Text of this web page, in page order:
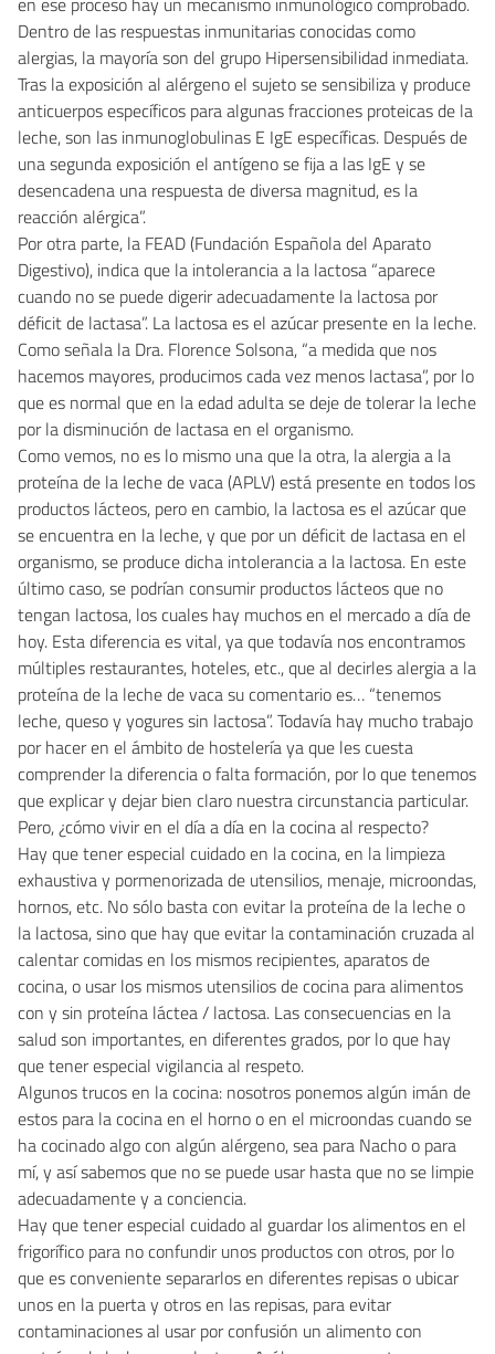
Dentro de las respuestas inmunitarias conocidas como
alergias, la mayoría son del grupo Hipersensibilidad inmediata.
Tras la exposición al alérgeno el sujeto se sensibiliza y produce
anticuerpos específicos para algunas fracciones proteicas de la
leche, son las inmunoglobulinas E IgE específicas. Después de
una segunda exposición el antígeno se fija a las IgE y se
desencadena una respuesta de diversa magnitud, es la
reacción alérgica”.
Por otra parte, la FEAD (Fundación Española del Aparato
Digestivo), indica que la intolerancia a la lactosa “aparece
cuando no se puede digerir adecuadamente la lactosa por
déficit de lactasa”. La lactosa es el azúcar presente en la leche.
Como señala la Dra. Florence Solsona, “a medida que nos
hacemos mayores, producimos cada vez menos lactasa”, por lo
que es normal que en la edad adulta se deje de tolerar la leche
por la disminución de lactasa en el organismo.
Como vemos, no es lo mismo una que la otra, la alergia a la
proteína de la leche de vaca (APLV) está presente en todos los
productos lácteos, pero en cambio, la lactosa es el azúcar que
se encuentra en la leche, y que por un déficit de lactasa en el
organismo, se produce dicha intolerancia a la lactosa. En este
último caso, se podrían consumir productos lácteos que no
tengan lactosa, los cuales hay muchos en el mercado a día de
hoy. Esta diferencia es vital, ya que todavía nos encontramos
múltiples restaurantes, hoteles, etc., que al decirles alergia a la
proteína de la leche de vaca su comentario es… “tenemos
leche, queso y yogures sin lactosa”. Todavía hay mucho trabajo
por hacer en el ámbito de hostelería ya que les cuesta
comprender la diferencia o falta formación, por lo que tenemos
que explicar y dejar bien claro nuestra circunstancia particular.
Pero, ¿cómo vivir en el día a día en la cocina al respecto?
Hay que tener especial cuidado en la cocina, en la limpieza
exhaustiva y pormenorizada de utensilios, menaje, microondas,
hornos, etc. No sólo basta con evitar la proteína de la leche o
la lactosa, sino que hay que evitar la contaminación cruzada al
calentar comidas en los mismos recipientes, aparatos de
cocina, o usar los mismos utensilios de cocina para alimentos
con y sin proteína láctea / lactosa. Las consecuencias en la
salud son importantes, en diferentes grados, por lo que hay
que tener especial vigilancia al respeto.
Algunos trucos en la cocina: nosotros ponemos algún imán de
estos para la cocina en el horno o en el microondas cuando se
ha cocinado algo con algún alérgeno, sea para Nacho o para
mí, y así sabemos que no se puede usar hasta que no se limpie
adecuadamente y a conciencia.
Hay que tener especial cuidado al guardar los alimentos en el
frigorífico para no confundir unos productos con otros, por lo
que es conveniente separarlos en diferentes repisas o ubicar
unos en la puerta y otros en las repisas, para evitar
contaminaciones al usar por confusión un alimento con